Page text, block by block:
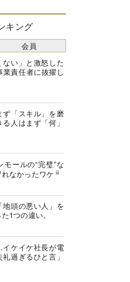
キング
い」と激怒した
責任者に抜擢し
「スキル」を磨
人はまず「何」
モールの“完璧”な
なかったワケ
地頭の悪い人」を
1つの違い。
ケイケ社長が電
過ぎるひと言」
会員